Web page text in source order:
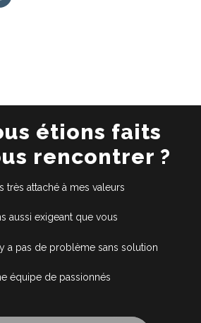
étions faits
rencontrer ?
très attaché à mes valeurs
aussi exigeant que vous
a pas de problème sans solution
équipe de passionnés